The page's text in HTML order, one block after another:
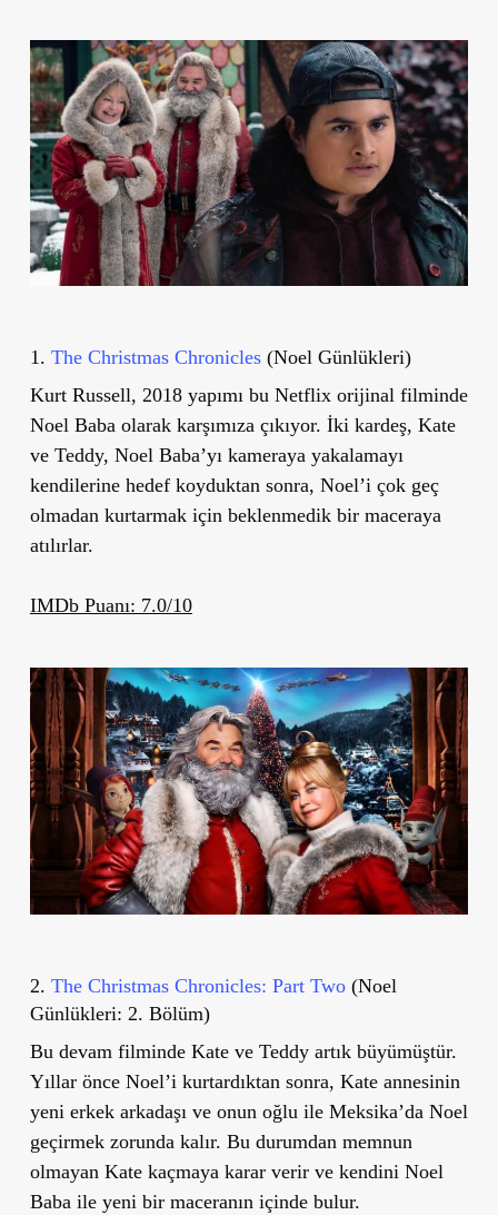
1. The Christmas Chronicles(Noel Günlükleri)
Kurt Russell, 2018 yapımı bu Netflix orijinal filminde
Noel Baba olarak karşımıza çıkıyor. İki kardeş, Kate
ve Teddy, Noel Baba’yı kameraya yakalamayı
kendilerine hedef koyduktan sonra, Noel’i çok geç
olmadan kurtarmak için beklenmedik bir maceraya
atılırlar.
IMDb Puanı: 7.0/10
2. The Christmas Chronicles: Part Two(Noel
Günlükleri: 2. Bölüm)
Bu devam filminde Kate ve Teddy artık büyümüştür.
Yıllar önce Noel’i kurtardıktan sonra, Kate annesinin
yeni erkek arkadaşı ve onun oğlu ile Meksika’da Noel
geçirmek zorunda kalır. Bu durumdan memnun
olmayan Kate kaçmaya karar verir ve kendini Noel
Baba ile yeni bir maceranın içinde bulur.